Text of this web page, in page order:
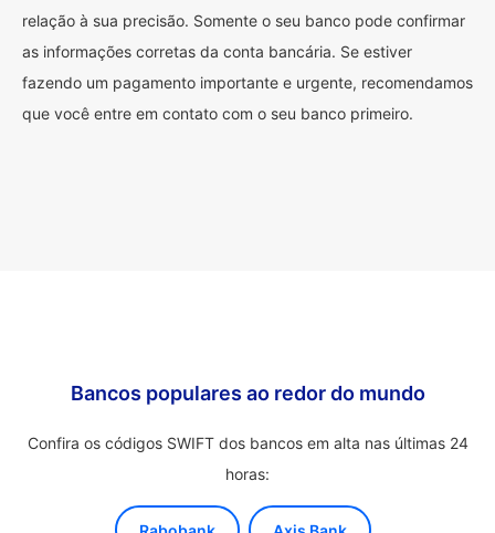
relação à sua precisão. Somente o seu banco pode confirmar
as informações corretas da conta bancária. Se estiver
fazendo um pagamento importante e urgente, recomendamos
que você entre em contato com o seu banco primeiro.
Bancos populares ao redor do mundo
Confira os códigos SWIFT dos bancos em alta nas últimas 24
horas: